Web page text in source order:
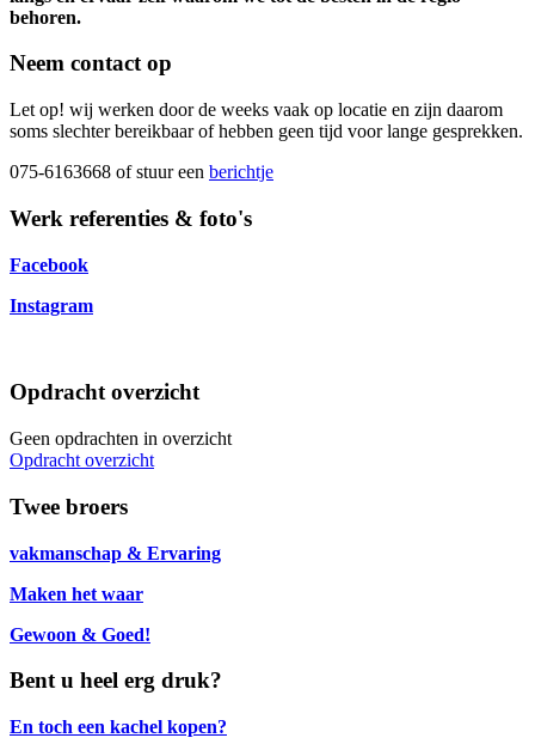
behoren.
Neem contact op
Let op! wij werken door de weeks vaak op locatie en zijn daarom
soms slechter bereikbaar of hebben geen tijd voor lange gesprekken.
075-6163668 of stuur een berichtje
Werk referenties & foto's
Facebook
Instagram
Opdracht overzicht
Geen opdrachten in overzicht
Opdracht overzicht
Twee broers
vakmanschap & Ervaring
Maken het waar
Gewoon & Goed!
Bent u heel erg druk?
En toch een kachel kopen?